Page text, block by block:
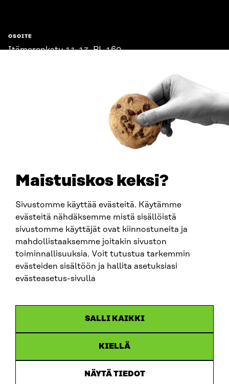
Maistuiskos keksi?
Sivustomme käyttää evästeitä. Käytämme
evästeitä nähdäksemme mistä sisällöistä
sivustomme käyttäjät ovat kiinnostuneita ja
mahdollistaaksemme joitakin sivuston
toiminnallisuuksia. Voit tutustua tarkemmin
evästeiden sisältöön ja hallita asetuksiasi
evästeasetus-sivulla
SALLI KAIKKI
KIELLÄ
NÄYTÄ TIEDOT
OSOITE
Itämerenkatu 11-13, PL 160,
SITRA SOSIAALISESSA MEDIASSA
LinkedIn
Instagram
YouTube
Saavutettavuusseloste